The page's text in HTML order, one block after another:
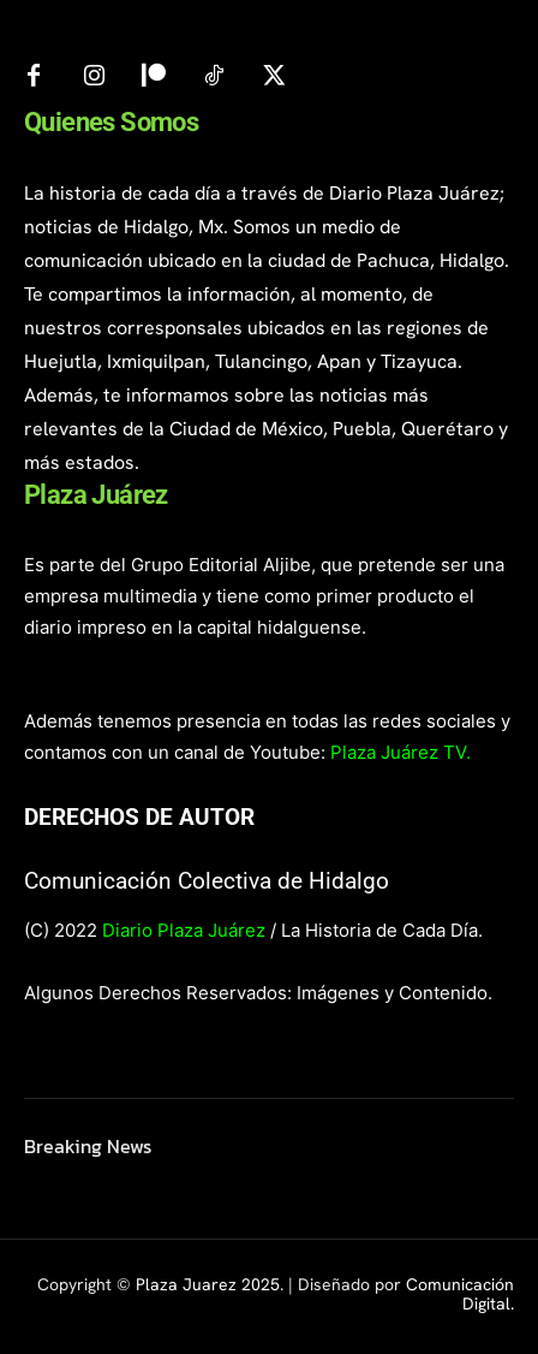
Quienes Somos
La historia de cada día a través de Diario Plaza Juárez;
noticias de Hidalgo, Mx. Somos un medio de
comunicación ubicado en la ciudad de Pachuca, Hidalgo.
Te compartimos la información, al momento, de
nuestros corresponsales ubicados en las regiones de
Huejutla, Ixmiquilpan, Tulancingo, Apan y Tizayuca.
Además, te informamos sobre las noticias más
relevantes de la Ciudad de México, Puebla, Querétaro y
más estados.
Plaza Juárez
Es parte del Grupo Editorial Aljibe, que pretende ser una
empresa multimedia y tiene como primer producto el
diario impreso en la capital hidalguense.
Además tenemos presencia en todas las redes sociales y
contamos con un canal de Youtube: Plaza Juárez TV.
DERECHOS DE AUTOR
Comunicación Colectiva de Hidalgo
(C) 2022 Diario Plaza Juárez / La Historia de Cada Día.
Algunos Derechos Reservados: Imágenes y Contenido.
Breaking News
Copyright © Plaza Juarez 2025. | Diseñado por Comunicación
Digital.